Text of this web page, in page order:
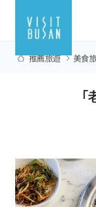
推薦旅遊 美食